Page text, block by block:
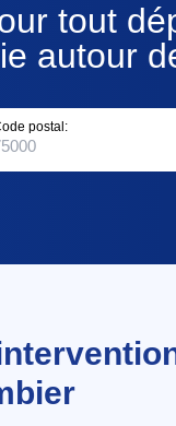
tout
autour
postal: